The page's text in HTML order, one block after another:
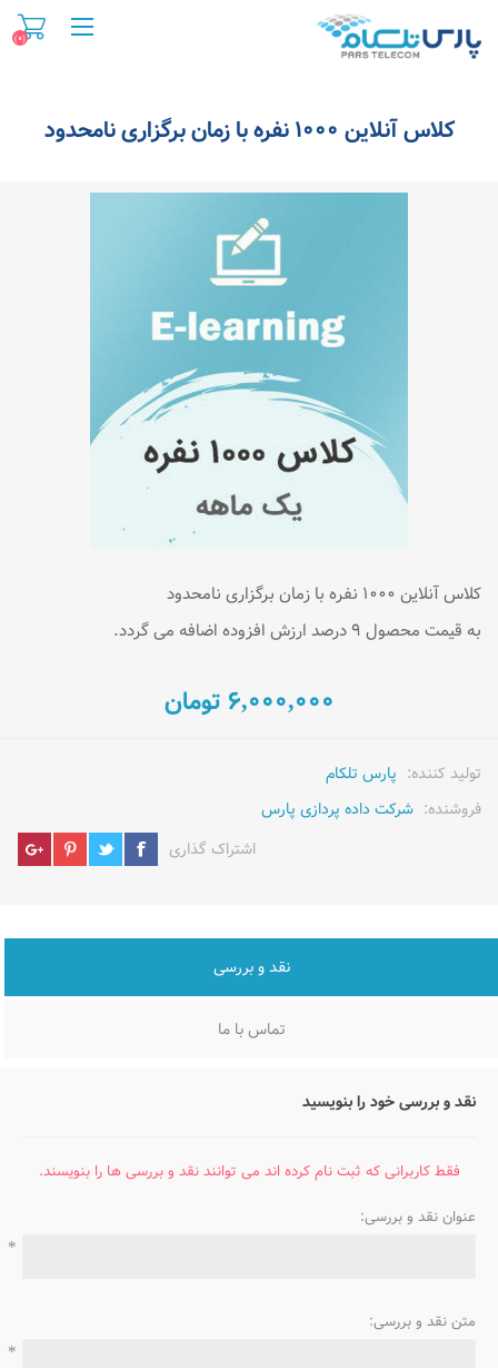
(0)
کلاس آنلاین 1000 نفره با زمان برگزاری نامحدود
کلاس آنلاین 1000 نفره با زمان برگزاری نامحدود
به قیمت محصول 9 درصد ارزش افزوده اضافه می گردد.
6,000,000 تومان
تولید کننده: پارس تلکام
فروشنده: شرکت داده پردازی پارس
اشتراک گذاری
نقد و بررسی
تماس با ما
نقد و بررسی خود را بنویسید
فقط کاربرانی که ثبت نام کرده اند می توانند نقد و بررسی ها را بنویسند.
عنوان نقد و بررسی:
*
متن نقد و بررسی:
*